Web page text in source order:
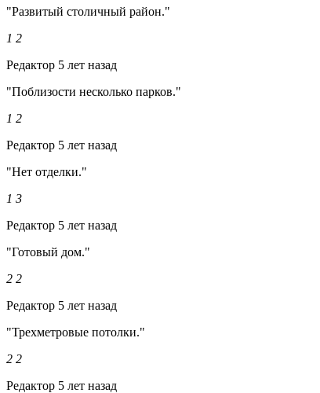
"Развитый столичный район."
1 2
Редактор 5 лет назад
"Поблизости несколько парков."
1 2
Редактор 5 лет назад
"Нет отделки."
1 3
Редактор 5 лет назад
"Готовый дом."
2 2
Редактор 5 лет назад
"Трехметровые потолки."
2 2
Редактор 5 лет назад